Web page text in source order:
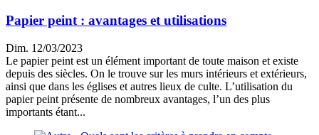
Papier peint : avantages et utilisations
Dim. 12/03/2023
Le papier peint est un élément important de toute maison et existe
depuis des siècles. On le trouve sur les murs intérieurs et extérieurs,
ainsi que dans les églises et autres lieux de culte. L’utilisation du
papier peint présente de nombreux avantages, l’un des plus
importants étant...